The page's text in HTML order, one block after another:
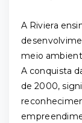
A Riviera
meio
A conquista
de 2000,